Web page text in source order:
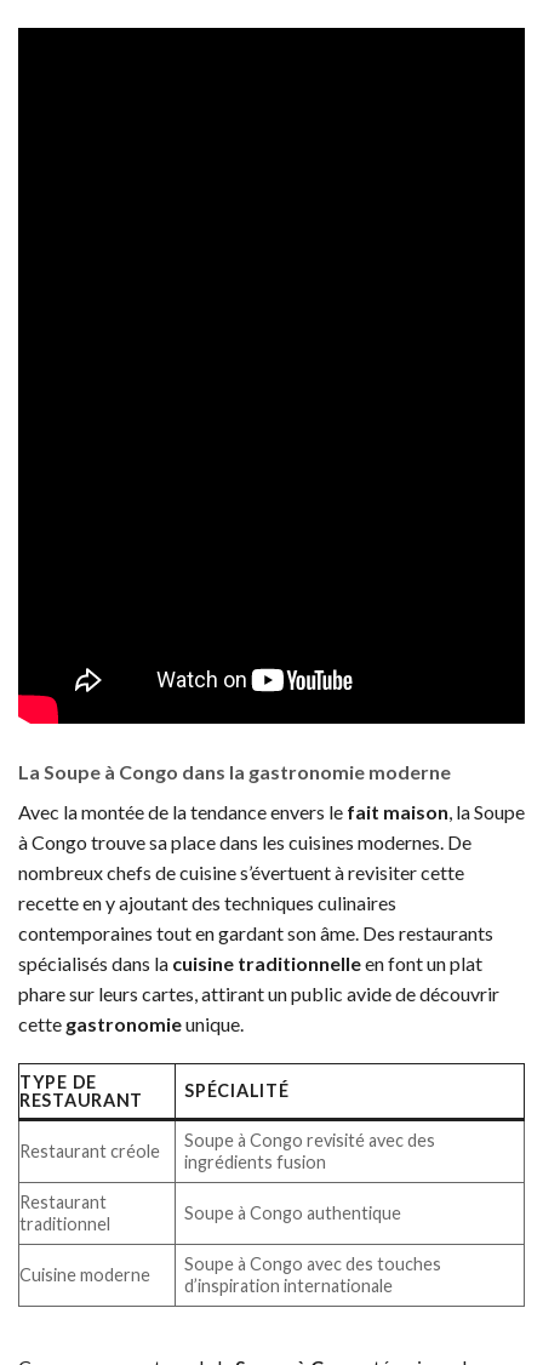
La Soupe à Congo dans la gastronomie moderne
Avec la montée de la tendance envers le fait maison , la Soupe
à Congo trouve sa place dans les cuisines modernes. De
nombreux chefs de cuisine s’évertuent à revisiter cette
recette en y ajoutant des techniques culinaires
contemporaines tout en gardant son âme. Des restaurants
spécialisés dans la cuisine traditionnelleen font un plat
phare sur leurs cartes, attirant un public avide de découvrir
cette gastronomieunique.
TYPE DE
RESTAURANT
SPÉCIALITÉ
Restaurant créole
Soupe à Congo revisité avec des
ingrédients fusion
Restaurant
traditionnel
Soupe à Congo authentique
Cuisine moderne
Soupe à Congo avec des touches
d’inspiration internationale